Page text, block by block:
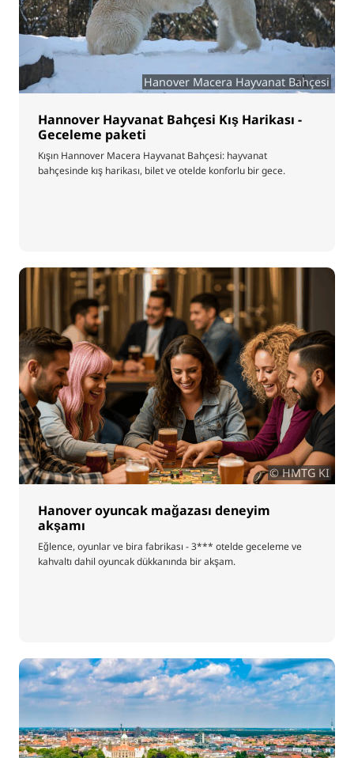
Hanover Macera Hayvanat Bahçesi
Hannover Hayvanat Bahçesi Kış Harikası -
Geceleme paketi
Kışın Hannover Macera Hayvanat Bahçesi: hayvanat
bahçesinde kış harikası, bilet ve otelde konforlu bir gece.
© HMTG KI
Hanover oyuncak mağazası deneyim
akşamı
Eğlence, oyunlar ve bira fabrikası - 3*** otelde geceleme ve
kahvaltı dahil oyuncak dükkanında bir akşam.